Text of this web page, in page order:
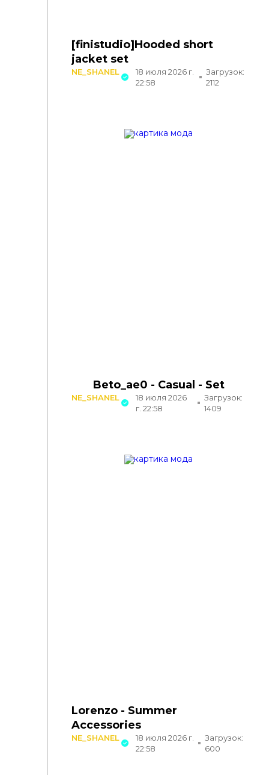
[finistudio]Hooded short
jacket set
NE_SHANEL
18 июля 2026 г.
22:58
Загрузок:
2112
Beto_ae0 - Casual - Set
NE_SHANEL
18 июля 2026
г. 22:58
Загрузок:
1409
Lorenzo - Summer
Accessories
NE_SHANEL
18 июля 2026 г.
22:58
Загрузок:
600